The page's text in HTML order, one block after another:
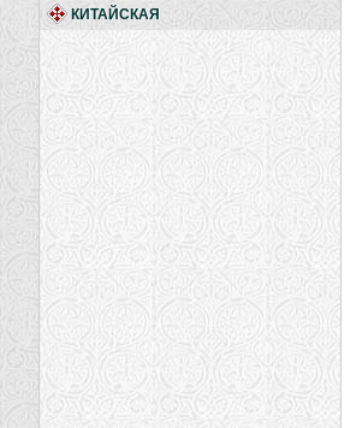
КИТАЙСКАЯ